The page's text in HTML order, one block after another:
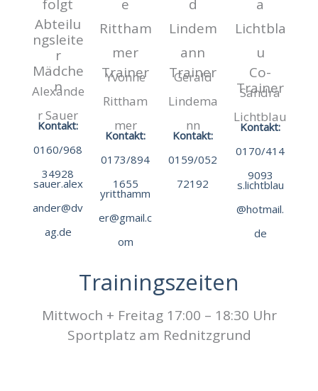
Abteilu
ngsleite
r
Mädche
n
Alexande
r Sauer
Kontakt:
0160/968
34928
sauer.alex
ander@dv
ag.de
Trainer
Yvonne
Rittham
mer
Kontakt:
0173/894
1655
yritthamm
er@gmail.c
om
Trainer
Gerald
Lindema
nn
Kontakt:
0159/052
72192
Co-
Trainer
Sandra
Lichtblau
Kontakt:
0170/414
9093
s.lichtblau
@hotmail.
de
Trainingszeiten
Mittwoch + Freitag 17:00 – 18:30 Uhr
Sportplatz am Rednitzgrund